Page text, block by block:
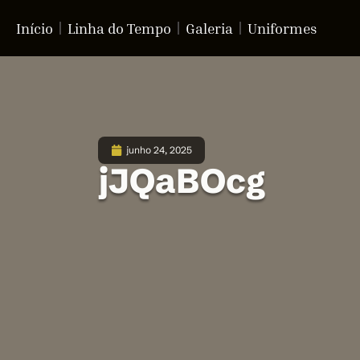
Início Linha do Tempo Galeria Uniformes
junho 24, 2025
jJQaBOcg